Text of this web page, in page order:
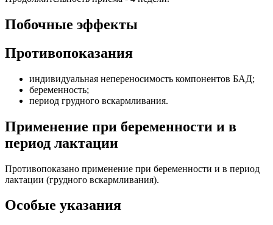
Побочные эффекты
Противопоказания
индивидуальная непереносимость компонентов БАД;
беременность;
период грудного вскармливания.
Применение при беременности и в
период лактации
Противопоказано применение при беременности и в период
лактации (грудного вскармливания).
Особые указания